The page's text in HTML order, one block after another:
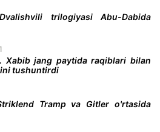
trilogiyasi Abu-Dabida
Xabib jang paytida raqiblari bilan
tushuntirdi
Tramp va Gitler o'rtasida